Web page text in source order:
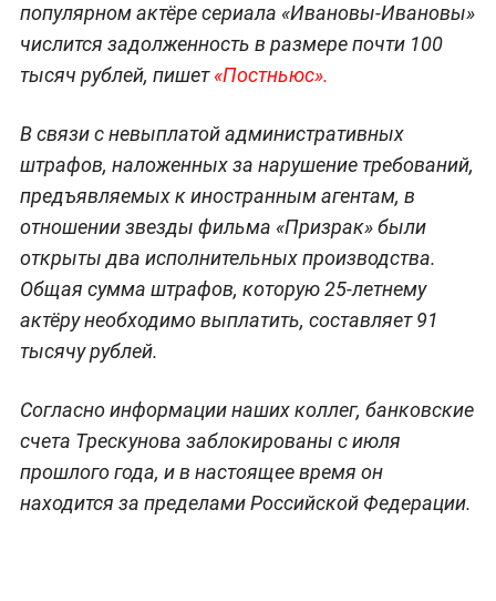
популярном актёре сериала «Ивановы-Ивановы»
числится задолженность в размере почти 100
тысяч рублей, пишет«Постньюс».
В связи с невыплатой административных
штрафов, наложенных за нарушение требований,
предъявляемых к иностранным агентам, в
отношении звезды фильма «Призрак» были
открыты два исполнительных производства.
Общая сумма штрафов, которую 25-летнему
актёру необходимо выплатить, составляет 91
тысячу рублей.
Согласно информации наших коллег, банковские
счета Трескунова заблокированы с июля
прошлого года, и в настоящее время он
находится за пределами Российской Федерации.